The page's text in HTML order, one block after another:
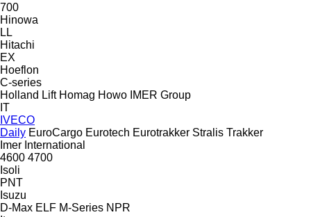
700
Hinowa
LL
Hitachi
EX
Hoeflon
C-series
Holland Lift Homag Howo IMER Group
IT
IVECO
Daily EuroCargo Eurotech Eurotrakker Stralis Trakker
Imer International
4600 4700
Isoli
PNT
Isuzu
D-Max ELF M-Series NPR